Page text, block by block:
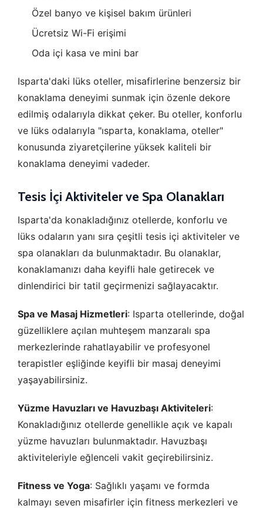
ÇEREZ KULLANIM AYARLARINIZ
Daha fazla bilgi için KVKK bilgilendirmemizi
gizlilik koşullarınıinceleyebilirsiniz.
Zorunlu Çerezler HER ZAMAN AKTIF
Oturum yönetimi, güvenlik ve temel site işlevleri için
gereklidir. Bu çerezler olmadan site düzgün çalışmaz ve
devre dışı bırakılamaz.
Özel banyo ve kişisel bakım ürünleri
Ücretsiz Wi-Fi erişimi
Oda içi kasa ve mini bar
Isparta'daki lüks oteller, misafirlerine benzersiz bir
konaklama deneyimi sunmak için özenle dekore
edilmiş odalarıyla dikkat çeker. Bu oteller, konforlu
ve lüks odalarıyla "ısparta, konaklama, oteller"
konusunda ziyaretçilerine yüksek kaliteli bir
konaklama deneyimi vadeder.
Tesis İçi Aktiviteler ve Spa Olanakları
Isparta'da konakladığınız otellerde, konforlu ve
lüks odaların yanı sıra çeşitli tesis içi aktiviteler ve
spa olanakları da bulunmaktadır. Bu olanaklar,
konaklamanızı daha keyifli hale getirecek ve
dinlendirici bir tatil geçirmenizi sağlayacaktır.
Spa ve Masaj Hizmetleri: Isparta otellerinde, doğal
güzelliklere açılan muhteşem manzaralı spa
merkezlerinde rahatlayabilir ve profesyonel
terapistler eşliğinde keyifli bir masaj deneyimi
yaşayabilirsiniz.
Yüzme Havuzları ve Havuzbaşı Aktiviteleri:
Konakladığınız otellerde genellikle açık ve kapalı
yüzme havuzları bulunmaktadır. Havuzbaşı
aktiviteleriyle eğlenceli vakit geçirebilirsiniz.
Fitness ve Yoga: Sağlıklı yaşamı ve formda
kalmayı seven misafirler için fitness merkezleri ve